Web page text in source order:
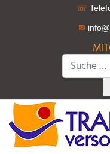
☏
✉
Suchen